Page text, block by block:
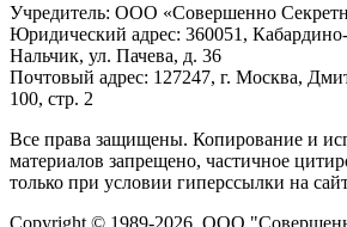
Учредитель: ООО «Совершенно
Юридический адрес: 360051, Кабардино-
Нальчик, ул. Пачева, д. 36
Почтовый адрес: 127247, г. Москва,
100, стр. 2
Все права защищены. Копирование и
материалов запрещено, частичное
только при условии гиперссылки на
Copyright © 1989-2026. ООО